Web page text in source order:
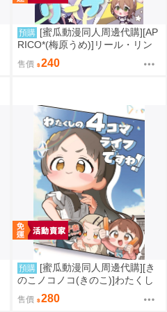
預購 [蜜瓜動漫同人周邊代購][AP
RICO*(梅原うめ)]リール・リン
ク・リーナ(偶像大師)(同人誌)
售價 240
預購 [蜜瓜動漫同人周邊代購][き
のこノコノコ(きのこ)]わたくし
の4コマライフですわ!【特典
付】(學園偶像大師)(同人誌)
售價 280